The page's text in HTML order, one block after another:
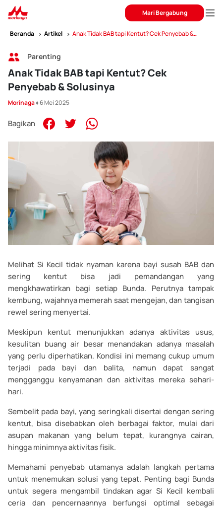
Mari Bergabung
Beranda Artikel
Anak Tidak BAB tapi Kentut? Cek Penyebab &
Parenting
Anak Tidak BAB tapi Kentut? Cek
Penyebab & Solusinya
Morinaga♦ 6 Mei 2025
Bagikan
Melihat Si Kecil tidak nyaman karena bayi susah BAB dan
sering kentut bisa jadi pemandangan yang
mengkhawatirkan bagi setiap Bunda. Perutnya tampak
kembung, wajahnya memerah saat mengejan, dan tangisan
rewel sering menyertai.
Meskipun kentut menunjukkan adanya aktivitas usus,
kesulitan buang air besar menandakan adanya masalah
yang perlu diperhatikan. Kondisi ini memang cukup umum
terjadi pada bayi dan balita, namun dapat sangat
mengganggu kenyamanan dan aktivitas mereka sehari-
hari.
Sembelit pada bayi, yang seringkali disertai dengan sering
kentut, bisa disebabkan oleh berbagai faktor, mulai dari
asupan makanan yang belum tepat, kurangnya cairan,
hingga minimnya aktivitas fisik.
Memahami penyebab utamanya adalah langkah pertama
untuk menemukan solusi yang tepat. Penting bagi Bunda
untuk segera mengambil tindakan agar Si Kecil kembali
ceria dan pencernaannya berfungsi optimal sebagai